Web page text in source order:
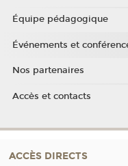
Équipe pédagogique
Événements et
Nos partenaires
Accès et contacts
ACCÈS DIRECTS